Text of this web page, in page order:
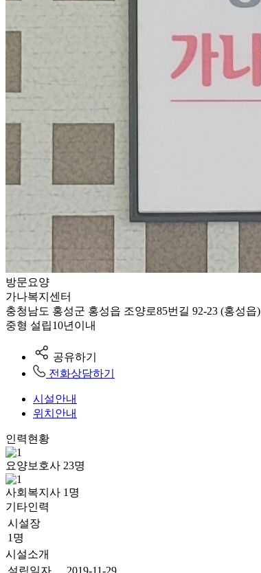
방문요양
가나복지센터
충청남도 홍성군 홍성읍 조양로85번길 92-23 (홍성읍)
중형 설립10년이내
공유하기
전화상담하기
시설안내
위치안내
인력현황
요양보호사 23명
사회복지사 1 명
기타인력
시설장
1명
시설소개
설립일자
2019-11-29